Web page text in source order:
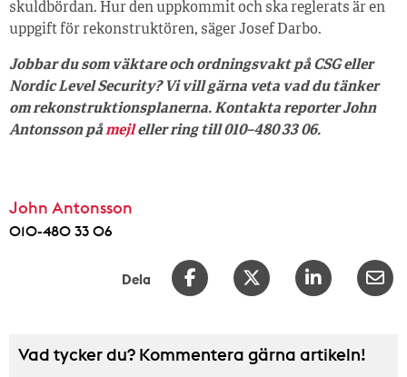
skuldbördan. Hur den uppkommit och ska reglerats är en
uppgift för rekonstruktören, säger Josef Darbo.
Jobbar du som väktare och ordningsvakt på CSG eller
Nordic Level Security? Vi vill gärna veta vad du tänker
om rekonstruktionsplanerna. Kontakta reporter John
Antonsson påmejleller ring till 010–480 33 06.
John Antonsson
010-480 33 06
Dela
Vad tycker du? Kommentera gärna artikeln!